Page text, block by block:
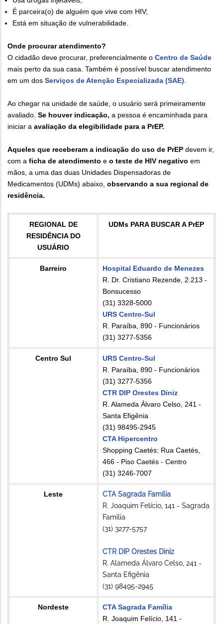
É parceira(o) de alguém que vive com HIV;
Está em situação de vulnerabilidade.
Onde procurar atendimento?
O cidadão deve procurar, preferencialmente o Centro de Saúde
mais perto da sua casa. Também é possível buscar atendimento
em um dos Serviços de Atenção Especializada (SAE)
Ao chegar na unidade de saúde, o usuário será primeiramente
avaliado. Se houver indicação, a pessoa é encaminhada para
iniciar a avaliação da elegibilidade para a PrEP.
Aqueles que receberam a indicação do uso de PrEP devem ir,
com a ficha de atendimento e o teste de HIV negativo em
mãos, a uma das duas Unidades Dispensadoras de
Medicamentos (UDMs) abaixo, observando a sua regional de
residência.
REGIONAL DE
RESIDÊNCIA DO
USUÁRIO
UDMs PARA BUSCAR A PrEP
Barreiro
Hospital Eduardo de Menezes
R. Dr. Cristiano Rezende, 2.213 -
Bonsucesso
(31) 3328-5000
URS Centro-Sul
R. Paraíba, 890 - Funcionários
(31) 3277-5356
Centro Sul
URS Centro-Sul
R. Paraíba, 890 - Funcionários
(31) 3277-5356
CTR DIP Orestes Diniz
R. Alameda Álvaro Celso, 241 -
Santa Efigênia
(31) 98495-2945
CTA Hipercentro
Shopping Caetés: Rua Caetés,
466 - Piso Caetés - Centro
(31) 3246-7007
Leste
CTA Sagrada Família
R. Joaquim Felício, 141 - Sagrada
Família
(31) 3277-5757
CTR DIP Orestes Diniz
R. Alameda Álvaro Celso, 241 -
Santa Efigênia
(31) 98495-2945
Nordeste
CTA Sagrada Família
R. Joaquim Felício, 141 -